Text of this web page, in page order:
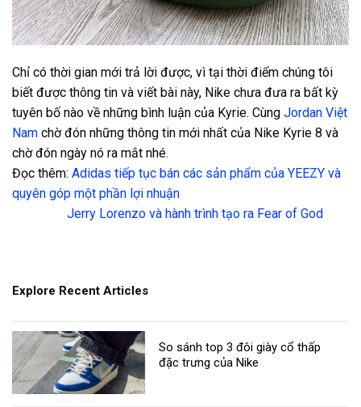
Chỉ có thời gian mới trả lời được, vì tại thời điểm chúng tôi
biết được thông tin và viết bài này, Nike chưa đưa ra bất kỳ
tuyên bố nào về những bình luận của Kyrie. Cùng Jordan Việt
Nam chờ đón những thông tin mới nhất của Nike Kyrie 8 và
chờ đón ngày nó ra mắt nhé.
Đọc thêm: Adidas tiếp tục bán các sản phẩm của YEEZY và
quyên góp một phần lợi nhuận
Jerry Lorenzo và hành trình tạo ra Fear of God
Explore Recent Articles
So sánh top 3 đôi giày cổ thấp
đặc trưng của Nike